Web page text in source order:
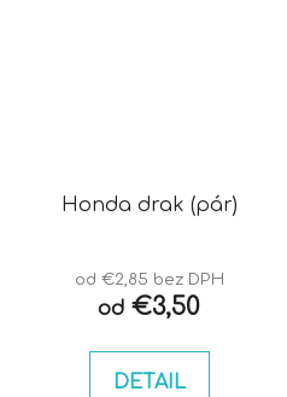
Honda drak (pár)
od €2,85 bez DPH
od €3,50
DETAIL